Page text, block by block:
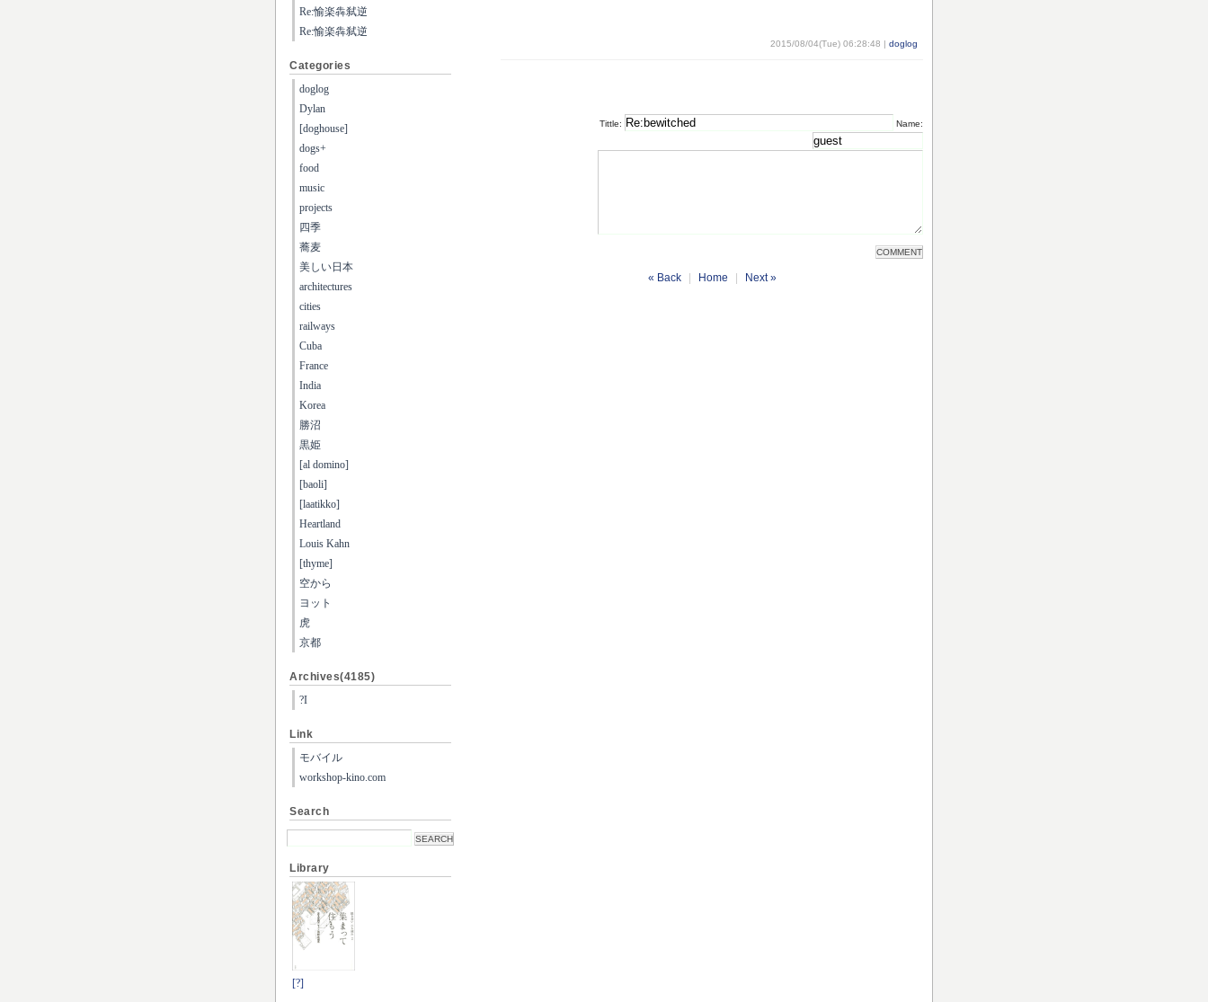
2015/08/04(Tue) 06:28:48 | doglog
Tittle: Name:
« Back Home Next »
Re:愉楽犇弑逆
Re:愉楽犇弑逆
Categories
doglog
Dylan
[doghouse]
dogs+
food
music
projects
四季
蕎麦
美しい日本
architectures
cities
railways
Cuba
France
India
Korea
勝沼
黒姫
[al domino]
[baoli]
[laatikko]
Heartland
Louis Kahn
[thyme]
空から
ヨット
虎
京都
Archives(4185)
?I
Link
モバイル
workshop-kino.com
Search
Library
[?]